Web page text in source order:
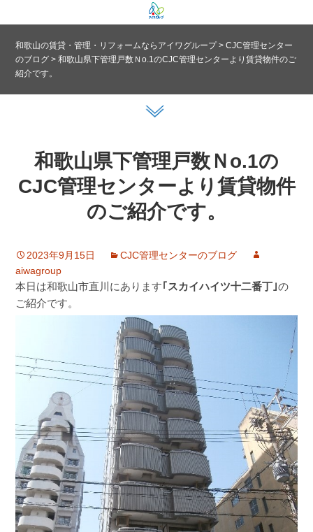
和歌山の賃貸・管理・リフォームならアイワグループ>CJC管理センター
のブログ >和歌山県下管理戸数Ｎo.1のCJC管理センターより賃貸物件のご
紹介です。
和歌山県下管理戸数Ｎo.1の
CJC管理センターより賃貸物件
のご紹介です。
2023年9月15日
CJC管理センターのブログ
aiwagroup
本日は和歌山市直川にあります｢スカイハイツ十二番丁｣の
ご紹介です。